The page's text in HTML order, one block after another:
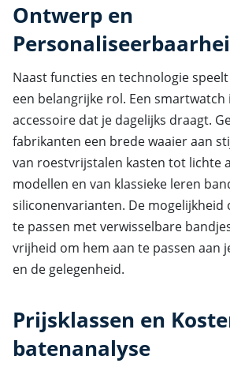
Ontwerp en
Naast functies en technologie
een belangrijke rol. Een smartwatch
accessoire dat je dagelijks draagt.
fabrikanten een brede waaier aan
van roestvrijstalen kasten tot lichte
modellen en van klassieke leren
siliconenvarianten. De mogelijkheid
te passen met verwisselbare
vrijheid om hem aan te passen aan
en de gelegenheid.
Prijsklassen en
batenanalyse